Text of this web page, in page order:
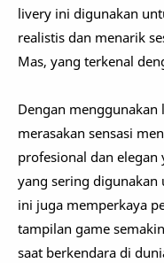
livery ini digunakan
realistis dan menarik
Mas, yang terkenal
Dengan
merasakan sensasi
profesional dan
yang sering digunakan
ini juga memperkaya
tampilan game
saat berkendara di